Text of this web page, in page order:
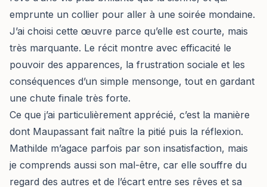
emprunte un collier pour aller à une soirée mondaine.
J’ai choisi cette œuvre parce qu’elle est courte, mais
très marquante. Le récit montre avec efficacité le
pouvoir des apparences, la frustration sociale et les
conséquences d’un simple mensonge, tout en gardant
une chute finale très forte.
Ce que j’ai particulièrement apprécié, c’est la manière
dont Maupassant fait naître la pitié puis la réflexion.
Mathilde m’agace parfois par son insatisfaction, mais
je comprends aussi son mal-être, car elle souffre du
regard des autres et de l’écart entre ses rêves et sa